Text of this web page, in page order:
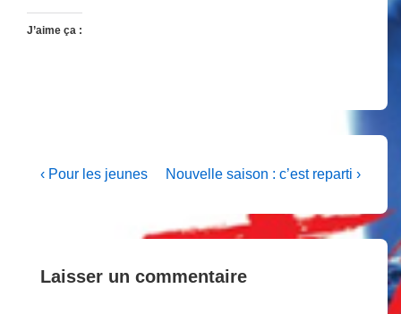
J’aime ça :
Navigation
Previous
‹ Pour les jeunes
Next
Nouvelle saison : c’est reparti ›
Laisser un commentaire